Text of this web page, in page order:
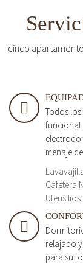
cinco
Todos
funcional
menaje
Cafetera
relajado
para su